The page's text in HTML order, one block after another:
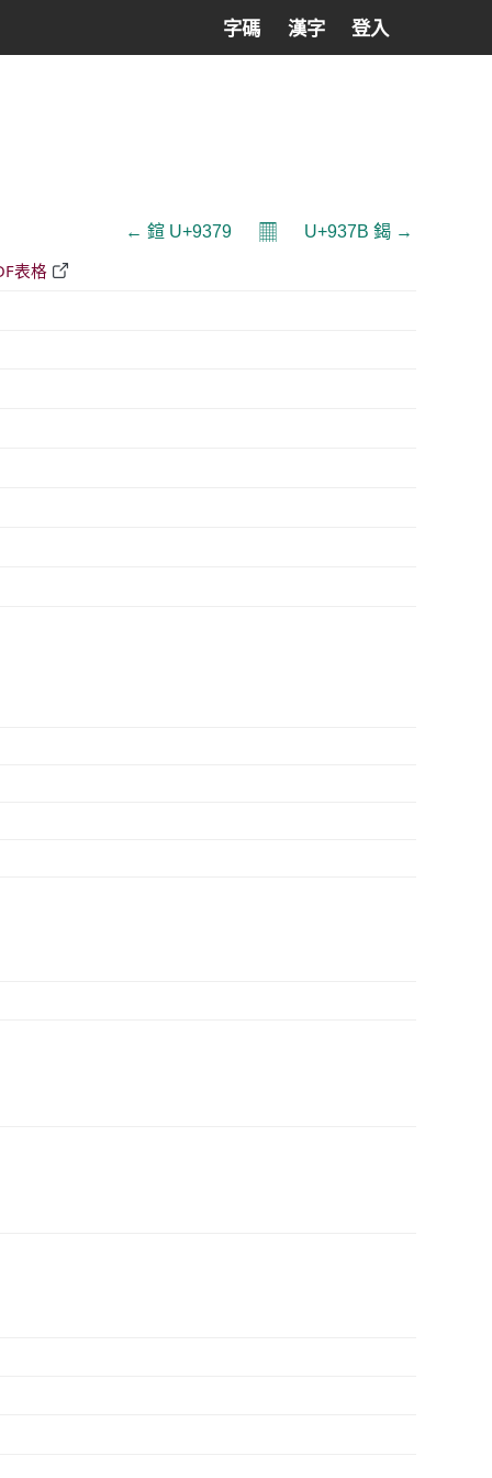
字碼 漢字 登入
← 鍹 U+9379 𝄜 U+937B 鍻 →
表格